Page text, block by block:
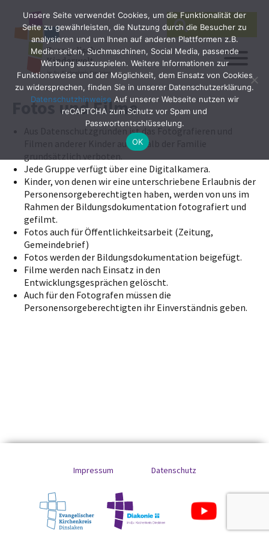
Search
for:
SEARCH
Fotos und Filme
Aus Datenschutzgründen ist das Fotografieren und
Filmen anderer Kinder außerhalb der Familie
Jede Gruppe verfügt über eine Digitalkamera.
Kinder, von denen wir eine unterschriebene Erlaubnis der
Personensorgeberechtigten haben, werden von uns im
Rahmen der Bildungsdokumentation fotografiert und
gefilmt.
Fotos auch für Öffentlichkeitsarbeit (Zeitung,
Gemeindebrief)
Fotos werden der Bildungsdokumentation beigefügt.
Filme werden nach Einsatz in den
Entwicklungsgesprächen gelöscht.
Auch für den Fotografen müssen die
Personensorgeberechtigten ihr Einverständnis geben.
Impressum Datenschutz
Unsere Seite verwendet Cookies, um die Funktionalität der
Seite zu gewährleisten, die Nutzung durch die Besucher zu
analysieren und um Ihnen auf anderen Plattformen z.B.
Medienseiten, Suchmaschinen, Social Media, passende
Werbung auszuspielen. Weitere Informationen zur
Funktionsweise und der Möglichkeit, dem Einsatz von Cookies
zu widersprechen, finden Sie in unserer Datenschutzerklärung.
Datenschutzhinweise Auf unserer Webseite nutzen wir
reCAPTCHA zum Schutz vor Spam und
Passwortentschlüsselung.
OK